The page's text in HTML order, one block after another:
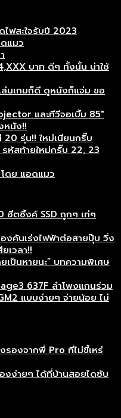
ฟสะใจรับปี 2023
แมว
บาท ดีๆ ทั้งนั้น น่าใช้
ล่นเกมก็ดี ดูหนังก็แจ่ม ขอ
และทีวีจอเบิ้ม 85″
หนัง!!
20 รุ่น!! ใหม่เนียนกริ๊บ
รหัสท้ายใหม่กริ๊บ 22, 23
ดย แอดแมว
ฮีตซิ้งค์ SSD ถูกๆ เท่ๆ
งคันเร่งไฟฟ้าต่อสายปุ๊บ วิ่ง
เวลา!!
เป็นหายนะ” บทความพิเศษ
637F ลำโพงแกนร่วม
แบบง่ายๆ จ่ายน้อย ไม่
องจากพี่ Pro ที่ไม่ขี้เหร่
งง่ายๆ ได้ที่บ้านสอยไดซับ